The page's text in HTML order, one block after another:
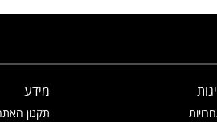
מידע
תקנון